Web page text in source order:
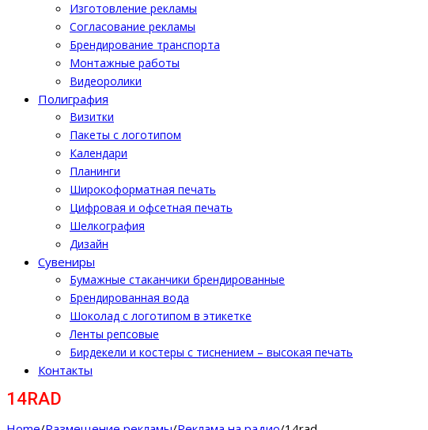
Изготовление рекламы
Cогласование рекламы
Брендирование транспорта
Монтажные работы
Видеоролики
Полиграфия
Визитки
Пакеты с логотипом
Календари
Планинги
Широкоформатная печать
Цифровая и офсетная печать
Шелкография
Дизайн
Cувениры
Бумажные стаканчики брендированные
Брендированная вода
Шоколад с логотипом в этикетке
Ленты репсовые
Бирдекели и костеры с тиснением – высокая печать
Контакты
14RAD